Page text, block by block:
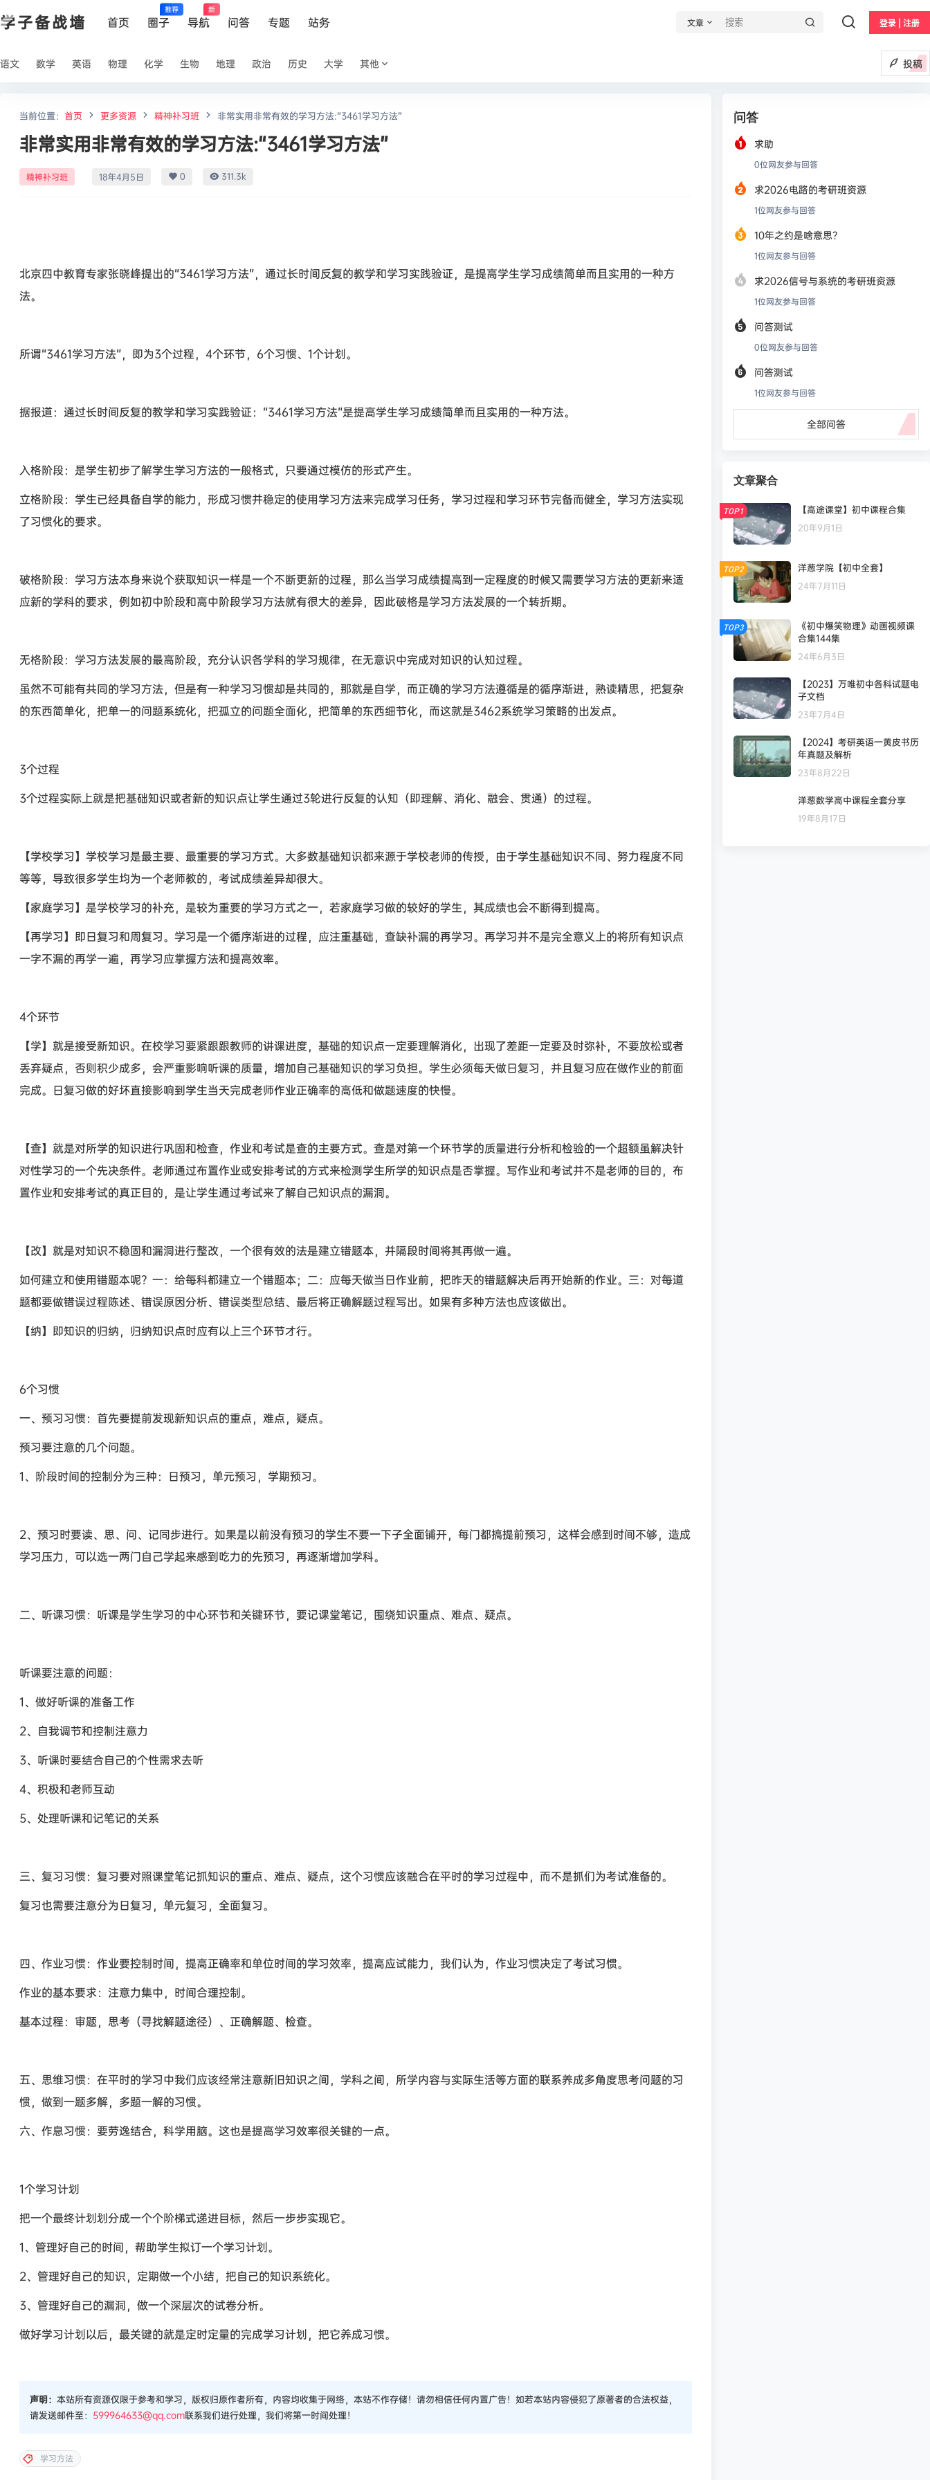
学子备战墙 首页 圈子
推荐
导航
新
问答 专题 站务 文章 登录 | 注册
语文 数学 英语 物理 化学 生物 地理 政治 历史 大学 其他 投稿
当前位置： 首页 更多资源 精神补习班 非常实用非常有效的学习方法:“3461学习方法”
非常实用非常有效的学习方法:“3461学习方法”
精神补习班 18年4月5日 0 311.3k
北京四中教育专家张晓峰提出的“3461学习方法”，通过长时间反复的教学和学习实践验证，是提高学生学习成绩简单而且实用的一种方
法。
所谓“3461学习方法”，即为3个过程，4个环节，6个习惯、1个计划。
据报道：通过长时间反复的教学和学习实践验证：“3461学习方法”是提高学生学习成绩简单而且实用的一种方法。
入格阶段：是学生初步了解学生学习方法的一般格式，只要通过模仿的形式产生。
立格阶段：学生已经具备自学的能力，形成习惯并稳定的使用学习方法来完成学习任务，学习过程和学习环节完备而健全，学习方法实现
了习惯化的要求。
破格阶段：学习方法本身来说个获取知识一样是一个不断更新的过程，那么当学习成绩提高到一定程度的时候又需要学习方法的更新来适
应新的学科的要求，例如初中阶段和高中阶段学习方法就有很大的差异，因此破格是学习方法发展的一个转折期。
无格阶段：学习方法发展的最高阶段，充分认识各学科的学习规律，在无意识中完成对知识的认知过程。
虽然不可能有共同的学习方法，但是有一种学习习惯却是共同的，那就是自学，而正确的学习方法遵循是的循序渐进，熟读精思，把复杂
的东西简单化，把单一的问题系统化，把孤立的问题全面化，把简单的东西细节化，而这就是3462系统学习策略的出发点。
3个过程
3个过程实际上就是把基础知识或者新的知识点让学生通过3轮进行反复的认知（即理解、消化、融会、贯通）的过程。
【学校学习】学校学习是最主要、最重要的学习方式。大多数基础知识都来源于学校老师的传授，由于学生基础知识不同、努力程度不同
等等，导致很多学生均为一个老师教的，考试成绩差异却很大。
【家庭学习】是学校学习的补充，是较为重要的学习方式之一，若家庭学习做的较好的学生，其成绩也会不断得到提高。
【再学习】即日复习和周复习。学习是一个循序渐进的过程，应注重基础，查缺补漏的再学习。再学习并不是完全意义上的将所有知识点
一字不漏的再学一遍，再学习应掌握方法和提高效率。
4个环节
【学】就是接受新知识。在校学习要紧跟跟教师的讲课进度，基础的知识点一定要理解消化，出现了差距一定要及时弥补，不要放松或者
丢弃疑点，否则积少成多，会严重影响听课的质量，增加自己基础知识的学习负担。学生必须每天做日复习，并且复习应在做作业的前面
完成。日复习做的好坏直接影响到学生当天完成老师作业正确率的高低和做题速度的快慢。
【查】就是对所学的知识进行巩固和检查，作业和考试是查的主要方式。查是对第一个环节学的质量进行分析和检验的一个超额虽解决针
对性学习的一个先决条件。老师通过布置作业或安排考试的方式来检测学生所学的知识点是否掌握。写作业和考试并不是老师的目的，布
置作业和安排考试的真正目的，是让学生通过考试来了解自己知识点的漏洞。
【改】就是对知识不稳固和漏洞进行整改，一个很有效的法是建立错题本，并隔段时间将其再做一遍。
如何建立和使用错题本呢？一：给每科都建立一个错题本；二：应每天做当日作业前，把昨天的错题解决后再开始新的作业。三：对每道
题都要做错误过程陈述、错误原因分析、错误类型总结、最后将正确解题过程写出。如果有多种方法也应该做出。
【纳】即知识的归纳，归纳知识点时应有以上三个环节才行。
6个习惯
一、预习习惯：首先要提前发现新知识点的重点，难点，疑点。
预习要注意的几个问题。
1、阶段时间的控制分为三种：日预习，单元预习，学期预习。
2、预习时要读、思、问、记同步进行。如果是以前没有预习的学生不要一下子全面铺开，每门都搞提前预习，这样会感到时间不够，造成
学习压力，可以选一两门自己学起来感到吃力的先预习，再逐渐增加学科。
二、听课习惯：听课是学生学习的中心环节和关键环节，要记课堂笔记，围绕知识重点、难点、疑点。
听课要注意的问题：
1、做好听课的准备工作
2、自我调节和控制注意力
3、听课时要结合自己的个性需求去听
4、积极和老师互动
5、处理听课和记笔记的关系
三、复习习惯：复习要对照课堂笔记抓知识的重点、难点、疑点，这个习惯应该融合在平时的学习过程中，而不是抓们为考试准备的。
复习也需要注意分为日复习，单元复习，全面复习。
四、作业习惯：作业要控制时间，提高正确率和单位时间的学习效率，提高应试能力，我们认为，作业习惯决定了考试习惯。
作业的基本要求：注意力集中，时间合理控制。
基本过程：审题，思考（寻找解题途径）、正确解题、检查。
五、思维习惯：在平时的学习中我们应该经常注意新旧知识之间，学科之间，所学内容与实际生活等方面的联系养成多角度思考问题的习
惯，做到一题多解，多题一解的习惯。
六、作息习惯：要劳逸结合，科学用脑。这也是提高学习效率很关键的一点。
1个学习计划
把一个最终计划划分成一个个阶梯式递进目标，然后一步步实现它。
1、管理好自己的时间，帮助学生拟订一个学习计划。
2、管理好自己的知识，定期做一个小结，把自己的知识系统化。
3、管理好自己的漏洞，做一个深层次的试卷分析。
做好学习计划以后，最关键的就是定时定量的完成学习计划，把它养成习惯。
声明： 本站所有资源仅限于参考和学习，版权归原作者所有，内容均收集于网络，本站不作存储！请勿相信任何内置广告！如若本站内容侵犯了原著者的合法权益，
请发送邮件至： 599964633@qq.com联系我们进行处理，我们将第一时间处理！
学习方法
问答
求助
0位网友参与回答
求2026电路的考研班资源
1位网友参与回答
10年之约是啥意思？
1位网友参与回答
求2026信号与系统的考研班资源
1位网友参与回答
问答测试
0位网友参与回答
问答测试
1位网友参与回答
全部问答
文章聚合
TOP1 【高途课堂】初中课程合集
20年9月1日
TOP2 洋葱学院【初中全套】
24年7月11日
TOP3
《初中爆笑物理》动画视频课
合集144集
24年6月3日
【2023】万唯初中各科试题电
子文档
23年7月4日
【2024】考研英语一黄皮书历
年真题及解析
23年8月22日
洋葱数学高中课程全套分享
19年8月17日